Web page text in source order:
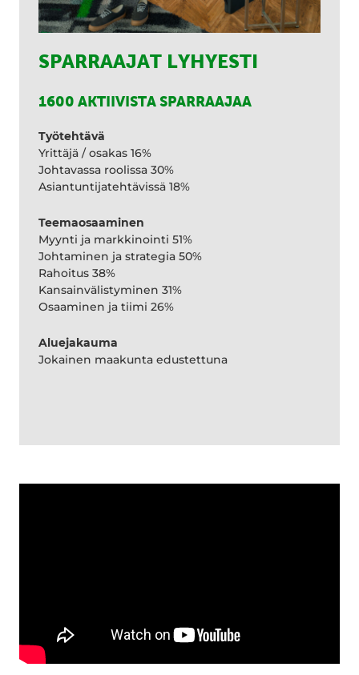
SPARRAAJAT LYHYESTI
1600 AKTIIVISTA SPARRAAJAA
Työtehtävä
Yrittäjä / osakas 16%
Johtavassa roolissa 30%
Asiantuntijatehtävissä 18%
Teemaosaaminen
Myynti ja markkinointi 51%
Johtaminen ja strategia 50%
Rahoitus 38%
Kansainvälistyminen 31%
Osaaminen ja tiimi 26%
Aluejakauma
Jokainen maakunta edustettuna